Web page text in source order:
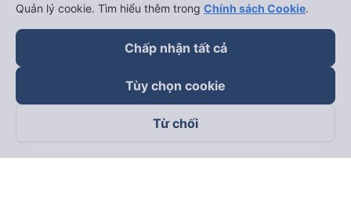
Theo dõi chúng tôi trên
Quản lý cookie. Tìm hiểu thêm trong Chính sách Cookie.
Chấp nhận tất cả
Tùy chọn cookie
Từ chối